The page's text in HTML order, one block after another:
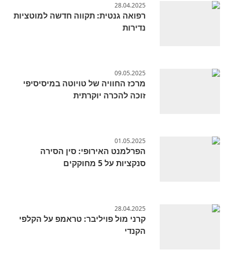
28.04.2025
רפואה גנטית: תקווה חדשה למוטציות
נדירות
09.05.2025
מרכז החוויה של טויוטה במיסיסיפי
זוכה להכרה יוקרתית
01.05.2025
הפרלמנט האירופי: סין הסירה
סנקציות על 5 מחוקקים
28.04.2025
קרני מול פויליבר: טראמפ על הקלפי
הקנדי